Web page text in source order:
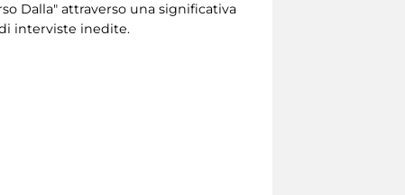
Dalla" attraverso una significativa
interviste inedite.